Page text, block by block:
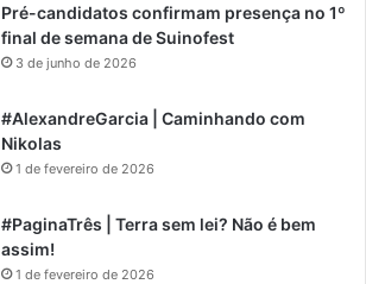
Pré-candidatos confirmam presença no 1º
final de semana de Suinofest
3 de junho de 2026
#AlexandreGarcia | Caminhando com
Nikolas
1 de fevereiro de 2026
#PaginaTrês | Terra sem lei? Não é bem
assim!
1 de fevereiro de 2026